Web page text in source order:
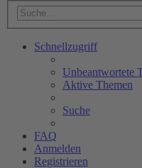
Schnellzugriff
Unbeantwortete
Aktive Themen
Suche
FAQ
Anmelden
Registrieren